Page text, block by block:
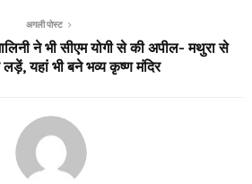
अगली पोस्ट
ने भी सीएम योगी से की अपील- मथुरा से
लड़ें, यहां भी बने भव्य कृष्ण मंदिर